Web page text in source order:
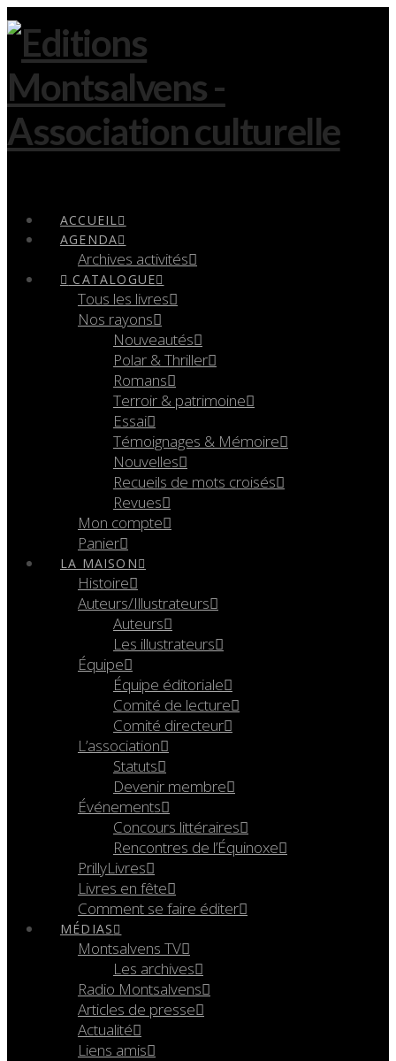
ACCUEIL
AGENDA
Archives activités
CATALOGUE
Tous les livres
Nos rayons
Nouveautés
Polar & Thriller
Romans
Terroir & patrimoine
Essai
Témoignages & Mémoire
Nouvelles
Recueils de mots croisés
Revues
Mon compte
Panier
LA MAISON
Histoire
Auteurs/Illustrateurs
Auteurs
Les illustrateurs
Équipe
Équipe éditoriale
Comité de lecture
Comité directeur
L’association
Statuts
Devenir membre
Événements
Concours littéraires
Rencontres de l’Équinoxe
PrillyLivres
Livres en fête
Comment se faire éditer
MÉDIAS
Montsalvens TV
Les archives
Radio Montsalvens
Articles de presse
Actualité
Liens amis